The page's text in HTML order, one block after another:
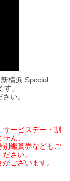
横浜 Special
。
い。
ービスデー・割
ん。
別鑑賞券などもご
さい。
ございます。